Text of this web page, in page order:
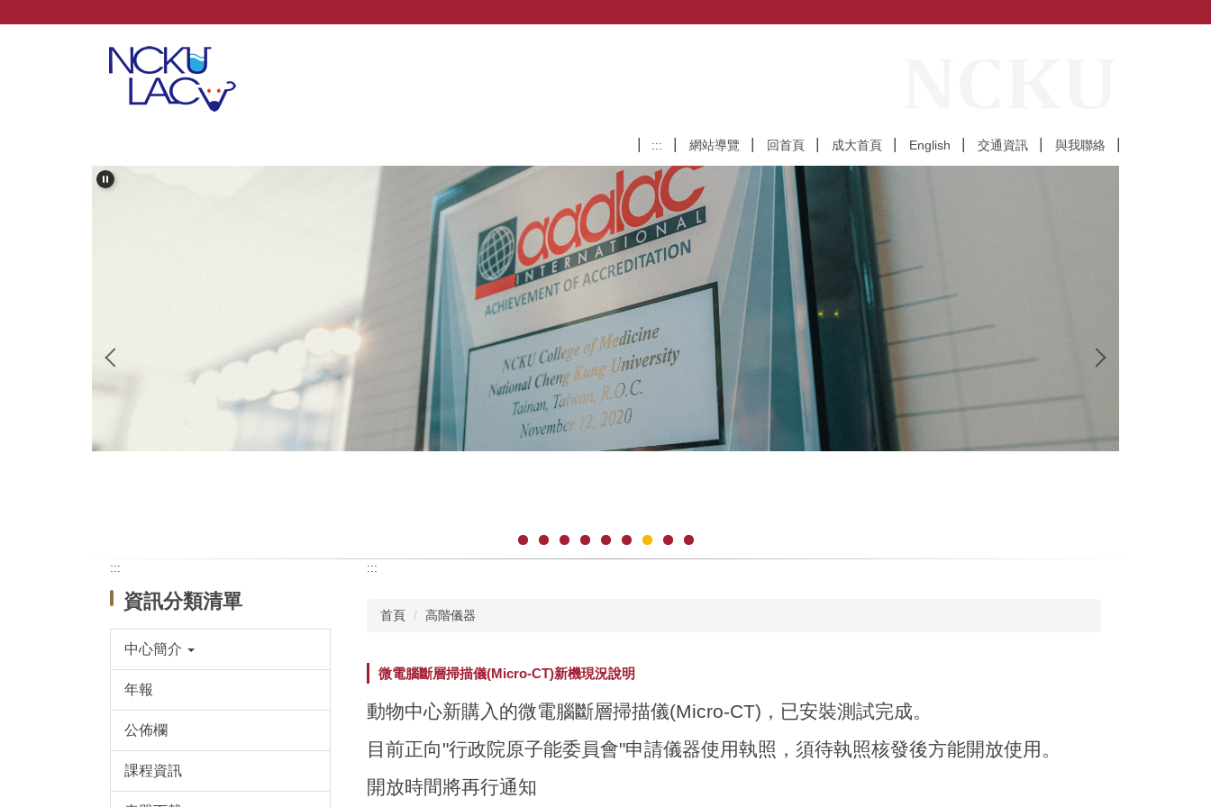
:::
網站導覽 回首頁 成大首頁 English 交通資訊 與我聯絡
:::
資訊分類清單
中心簡介
年報
公佈欄
課程資訊
:::
首頁 高階儀器
微電腦斷層掃描儀(Micro-CT)新機現況說明
動物中心新購入的微電腦斷層掃描儀(Micro-CT)，已安裝測試完成。
目前正向"行政院原子能委員會"申請儀器使用執照，須待執照核發後方能開放使用。
開放時間將再行通知